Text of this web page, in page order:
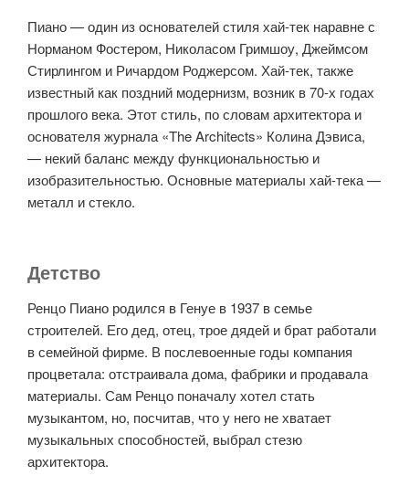
Пиано — один из основателей стиля хай-тек наравне с
Норманом Фостером, Николасом Гримшоу, Джеймсом
Стирлингом и Ричардом Роджерсом. Хай-тек, также
известный как поздний модернизм, возник в 70-х годах
прошлого века. Этот стиль, по словам архитектора и
основателя журнала «The Architects» Колина Дэвиса,
— некий баланс между функциональностью и
изобразительностью. Основные материалы хай-тека —
металл и стекло.
Детство
Ренцо Пиано родился в Генуе в 1937 в семье
строителей. Его дед, отец, трое дядей и брат работали
в семейной фирме. В послевоенные годы компания
процветала: отстраивала дома, фабрики и продавала
материалы. Сам Ренцо поначалу хотел стать
музыкантом, но, посчитав, что у него не хватает
музыкальных способностей, выбрал стезю
архитектора.